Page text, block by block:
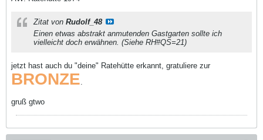
Zitat von Rudolf_48
Einen etwas abstrakt anmutenden Gastgarten sollte ich
vielleicht doch erwähnen. (Siehe RH#QS=21)
jetzt hast auch du "deine" Ratehütte erkannt, gratuliere zur
BRONZE.
gruß gtwo